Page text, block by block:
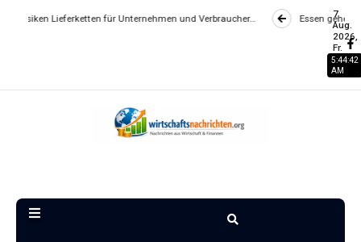
für Unternehmen und Verbraucher… Essen gehen wird zum
7
Aug.
2026,
Fr.
5:44:43
AM